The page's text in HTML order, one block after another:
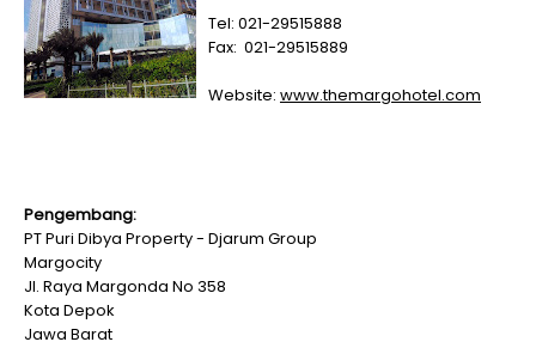
Tel: 021-29515888
Fax: 021-29515889
Website: www.themargohotel.com
Pengembang:
PT Puri Dibya Property - Djarum Group
Margocity
Jl. Raya Margonda No 358
Kota Depok
Jawa Barat